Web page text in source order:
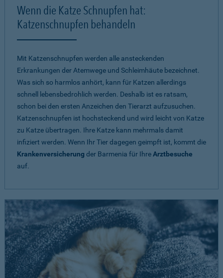
Wenn die Katze Schnupfen hat:
Katzenschnupfen behandeln
Mit Katzenschnupfen werden alle ansteckenden
Erkrankungen der Atemwege und Schleimhäute bezeichnet.
Was sich so harmlos anhört, kann für Katzen allerdings
schnell lebensbedrohlich werden. Deshalb ist es ratsam,
schon bei den ersten Anzeichen den Tierarzt aufzusuchen.
Katzenschnupfen ist hochsteckend und wird leicht von Katze
zu Katze übertragen. Ihre Katze kann mehrmals damit
infiziert werden. Wenn Ihr Tier dagegen geimpft ist, kommt die
Krankenversicherung der Barmenia für IhreArztbesuche
auf.